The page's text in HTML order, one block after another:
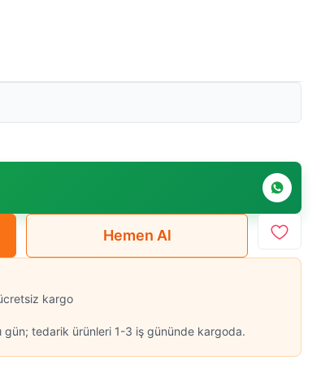
Hemen Al
kargo
gün; tedarik ürünleri 1-3 iş gününde kargoda.